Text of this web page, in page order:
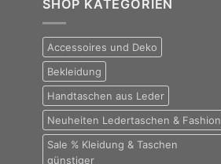
SHOP KATEGORIEN
Accessoires und Deko
Bekleidung
Handtaschen aus Leder
Neuheiten Ledertaschen & Fashion
Sale % Kleidung & Taschen
günstiger